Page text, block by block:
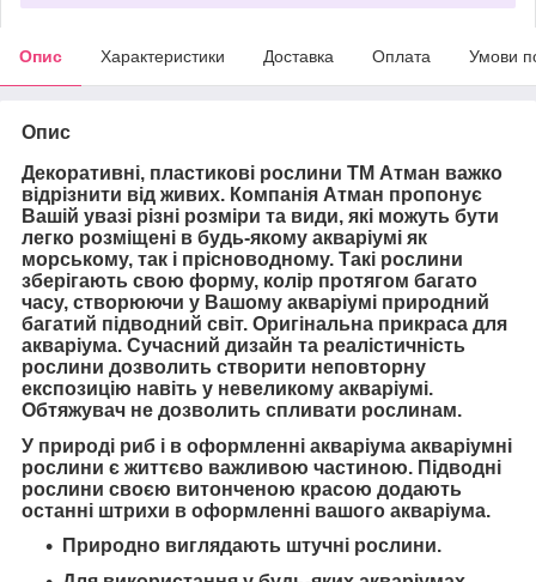
Опис Характеристики Доставка Оплата Умови
Опис
Декоративні, пластикові рослини ТМ Атман важко
відрізнити від живих. Компанія Атман пропонує
Вашій увазі різні розміри та види, які можуть бути
легко розміщені в будь-якому акваріумі як
морському, так і прісноводному. Такі рослини
зберігають свою форму, колір протягом багато
часу, створюючи у Вашому акваріумі природний
багатий підводний світ. Оригінальна прикраса для
акваріума. Сучасний дизайн та реалістичність
рослини дозволить створити неповторну
експозицію навіть у невеликому акваріумі.
Обтяжувач не дозволить спливати рослинам.
У природі риб і в оформленні акваріума акваріумні
рослини є життєво важливою частиною. Підводні
рослини своєю витонченою красою додають
останні штрихи в оформленні вашого акваріума.
Природно виглядають штучні рослини.